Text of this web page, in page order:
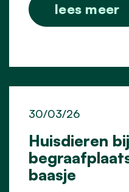
lees meer
Huisdieren
baasje
30/03/26